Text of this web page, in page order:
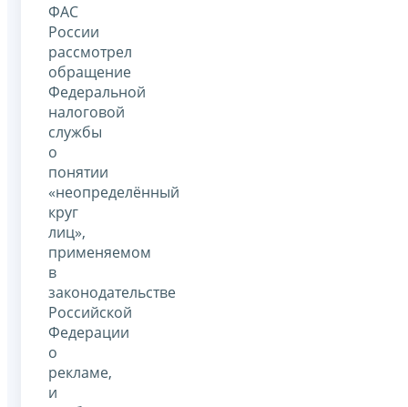
ФАС
России
рассмотрел
обращение
Федеральной
налоговой
службы
о
понятии
«неопределённый
круг
лиц»,
применяемом
в
законодательстве
Российской
Федерации
о
рекламе,
и